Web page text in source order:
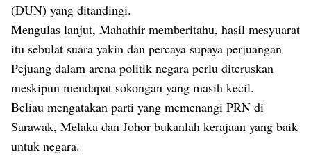
(DUN) yang ditandingi.
Mengulas lanjut, Mahathir memberitahu, hasil mesyuarat
itu sebulat suara yakin dan percaya supaya perjuangan
Pejuang dalam arena politik negara perlu diteruskan
meskipun mendapat sokongan yang masih kecil.
Beliau mengatakan parti yang memenangi PRN di
Sarawak, Melaka dan Johor bukanlah kerajaan yang baik
untuk negara.